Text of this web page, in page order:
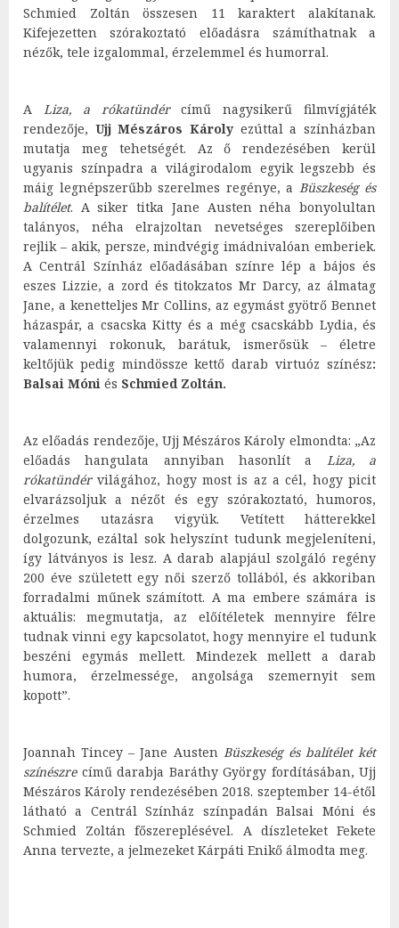
Schmied Zoltán összesen 11 karaktert alakítanak.
Kifejezetten szórakoztató előadásra számíthatnak a
nézők, tele izgalommal, érzelemmel és humorral.
A Liza, a rókatündércímű nagysikerű filmvígjáték
rendezője, Ujj Mészáros Károly ezúttal a színházban
mutatja meg tehetségét. Az ő rendezésében kerül
ugyanis színpadra a világirodalom egyik legszebb és
máig legnépszerűbb szerelmes regénye, a Büszkeség és
balítélet. A siker titka Jane Austen néha bonyolultan
talányos, néha elrajzoltan nevetséges szereplőiben
rejlik – akik, persze, mindvégig imádnivalóan emberiek.
A Centrál Színház előadásában színre lép a bájos és
eszes Lizzie, a zord és titokzatos Mr Darcy, az álmatag
Jane, a kenetteljes Mr Collins, az egymást gyötrő Bennet
házaspár, a csacska Kitty és a még csacskább Lydia, és
valamennyi rokonuk, barátuk, ismerősük – életre
keltőjük pedig mindössze kettő darab virtuóz színész:
Balsai Móni és Schmied Zoltán.
Az előadás rendezője, Ujj Mészáros Károly elmondta: „Az
előadás hangulata annyiban hasonlít a
Liza, a
rókatündérvilágához, hogy most is az a cél, hogy picit
elvarázsoljuk a nézőt és egy szórakoztató, humoros,
érzelmes utazásra vigyük. Vetített hátterekkel
dolgozunk, ezáltal sok helyszínt tudunk megjeleníteni,
így látványos is lesz. A darab alapjául szolgáló regény
200 éve született egy női szerző tollából, és akkoriban
forradalmi műnek számított. A ma embere számára is
aktuális: megmutatja, az előítéletek mennyire félre
tudnak vinni egy kapcsolatot, hogy mennyire el tudunk
beszéni egymás mellett. Mindezek mellett a darab
humora, érzelmessége, angolsága szemernyit sem
kopott”.
Joannah Tincey – Jane Austen Büszkeség és balítélet két
színészrecímű darabja Baráthy György fordításában, Ujj
Mészáros Károly rendezésében 2018. szeptember 14-étől
látható a Centrál Színház színpadán Balsai Móni és
Schmied Zoltán főszereplésével. A díszleteket Fekete
Anna tervezte, a jelmezeket Kárpáti Enikő álmodta meg.